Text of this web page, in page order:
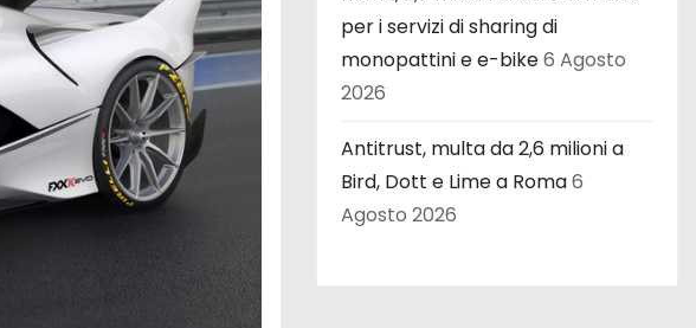
per i servizi di sharing di
monopattini e e-bike6 Agosto
2026
Antitrust, multa da 2,6 milioni a
Bird, Dott e Lime a Roma6
Agosto 2026